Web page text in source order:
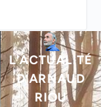
L’ACTUALITÉ
D’ARNAUD
RIOU